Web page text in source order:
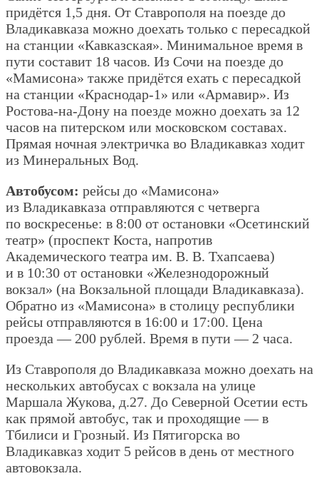
придётся 1,5 дня. От Ставрополя на поезде до
Владикавказа можно доехать только с пересадкой
на станции «Кавказская». Минимальное время в
пути составит 18 часов. Из Сочи на поезде до
«Мамисона» также придётся ехать с пересадкой
на станции «Краснодар-1» или «Армавир». Из
Ростова-на-Дону на поезде можно доехать за 12
часов на питерском или московском составах.
Прямая ночная электричка во Владикавказ ходит
из Минеральных Вод.
Автобусом: рейсы до «Мамисона»
из Владикавказа отправляются с четверга
по воскресенье: в 8:00 от остановки «Осетинский
театр» (проспект Коста, напротив
Академического театра им. В. В. Тхапсаева)
и в 10:30 от остановки «Железнодорожный
вокзал» (на Вокзальной площади Владикавказа).
Обратно из «Мамисона» в столицу республики
рейсы отправляются в 16:00 и 17:00. Цена
проезда — 200 рублей. Время в пути — 2 часа.
Из Ставрополя до Владикавказа можно доехать на
нескольких автобусах с вокзала на улице
Маршала Жукова, д.27. До Северной Осетии есть
как прямой автобус, так и проходящие — в
Тбилиси и Грозный. Из Пятигорска во
Владикавказ ходит 5 рейсов в день от местного
автовокзала.